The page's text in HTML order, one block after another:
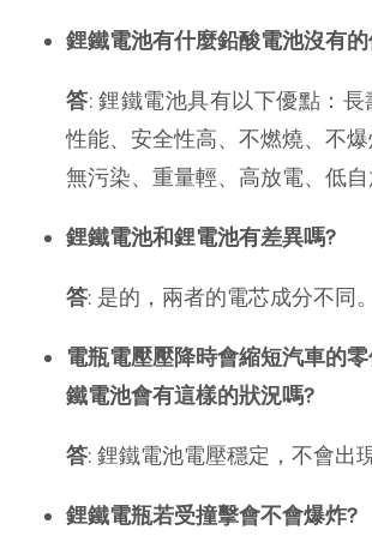
鋰鐵電池有什麼鉛酸電池沒有
答: 鋰鐵電池具有以下優點：
性能、安全性高、不燃燒、不爆
無污染、重量輕、高放電、低自
鋰鐵電池和鋰電池有差異嗎?
答: 是的，兩者的電芯成分不同。
電瓶電壓壓降時會縮短汽車的
鐵電池會有這樣的狀況嗎?
答: 鋰鐵電池電壓穩定，不會出
鋰鐵電瓶若受撞擊會不會爆炸?